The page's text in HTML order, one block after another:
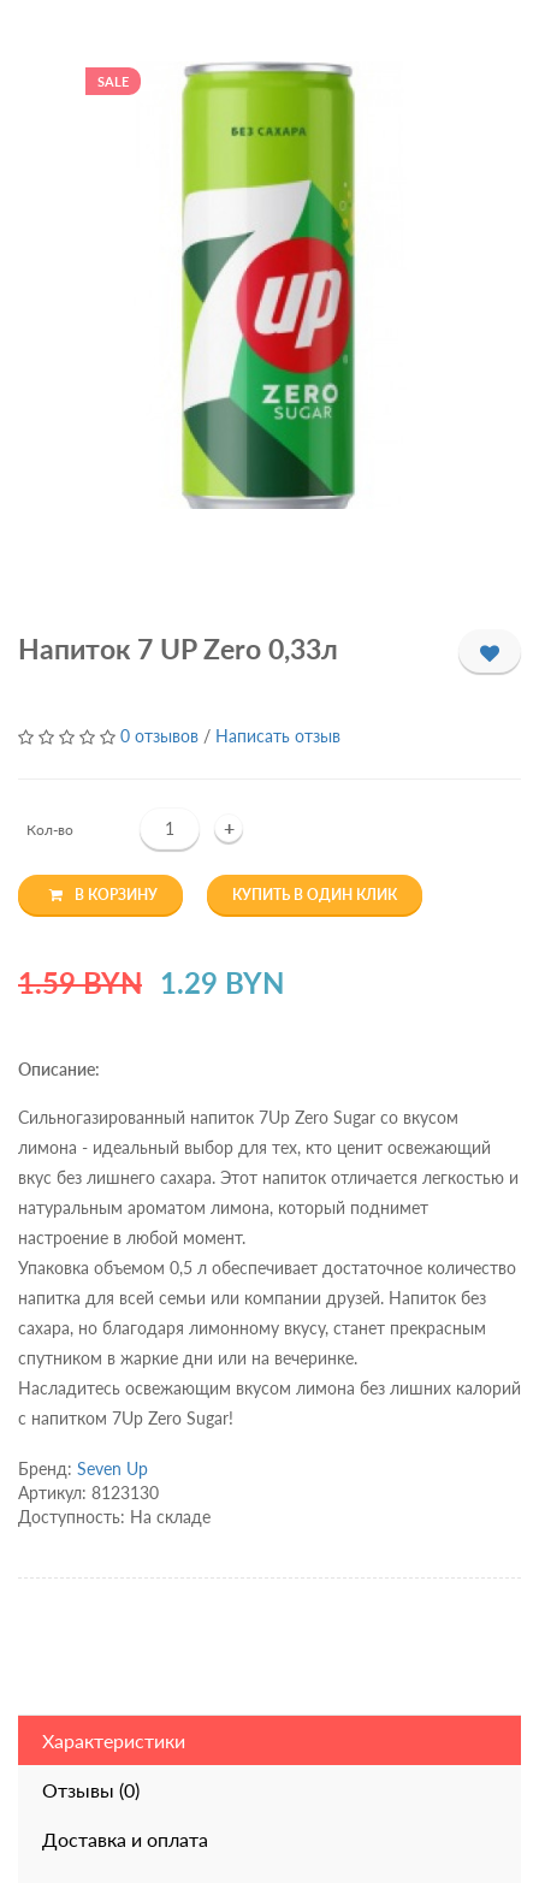
SALE
Напиток 7 UP Zero 0,33л
0 отзывов / Написать отзыв
Кол-во +
В КОРЗИНУ КУПИТЬ В ОДИН КЛИК
1.59 BYN 1.29 BYN
Описание:
Сильногазированный напиток 7Up Zero Sugar со вкусом
лимона - идеальный выбор для тех, кто ценит освежающий
вкус без лишнего сахара. Этот напиток отличается легкостью и
натуральным ароматом лимона, который поднимет
настроение в любой момент.
Упаковка объемом 0,5 л обеспечивает достаточное количество
напитка для всей семьи или компании друзей. Напиток без
сахара, но благодаря лимонному вкусу, станет прекрасным
спутником в жаркие дни или на вечеринке.
Насладитесь освежающим вкусом лимона без лишних калорий
с напитком 7Up Zero Sugar!
Бренд: Seven Up
Артикул: 8123130
Доступность: На складе
Характеристики
Отзывы (0)
Доставка и оплата